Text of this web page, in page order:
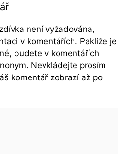
není vyžadována,
v komentářích. Pakliže je
budete v komentářích
Nevkládejte prosím
komentář zobrazí až po